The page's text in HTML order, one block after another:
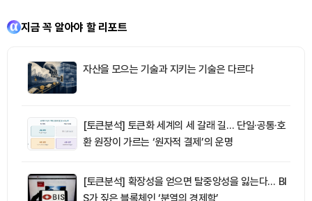
지금 꼭 알아야 할 리포트
자산을 모으는 기술과 지키는 기술은 다르다
[토큰분석] 토큰화 세계의 세 갈래 길… 단일·공통·호
환 원장이 가르는 ‘원자적 결제’의 운명
[토큰분석] 확장성을 얻으면 탈중앙성을 잃는다… BI
S가 짚은 블록체인 ‘분열의 경제학’